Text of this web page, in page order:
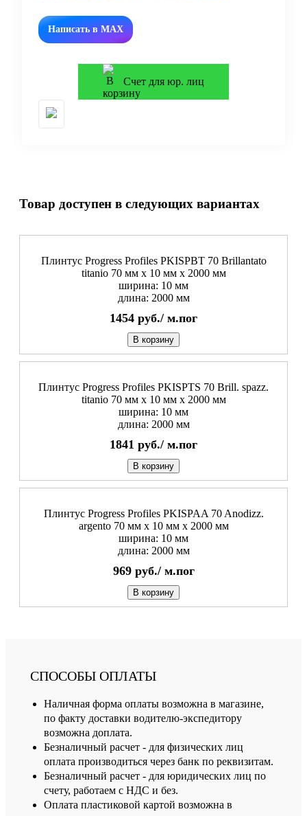
Написать в MAX
Счет для юр. лиц
Товар доступен в следующих вариантах
Плинтус Progress Profiles PKISPBT 70 Brillantato
titanio 70 мм x 10 мм х 2000 мм
ширина: 10 мм
длина: 2000 мм
1454 руб./ м.пог
В корзину
Плинтус Progress Profiles PKISPTS 70 Brill. spazz.
titanio 70 мм x 10 мм х 2000 мм
ширина: 10 мм
длина: 2000 мм
1841 руб./ м.пог
В корзину
Плинтус Progress Profiles PKISPAA 70 Anodizz.
argento 70 мм x 10 мм х 2000 мм
ширина: 10 мм
длина: 2000 мм
969 руб./ м.пог
В корзину
СПОСОБЫ ОПЛАТЫ
Наличная форма оплаты возможна в магазине,
по факту доставки водителю-экспедитору
возможна доплата.
Безналичный расчет - для физических лиц
оплата производиться через банк по реквизитам.
Безналичный расчет - для юридических лиц по
счету, работаем с НДС и без.
Оплата пластиковой картой возможна в